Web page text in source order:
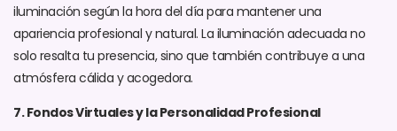
iluminación según la hora del día para mantener una
apariencia profesional y natural. La iluminación adecuada no
solo resalta tu presencia, sino que también contribuye a una
atmósfera cálida y acogedora.
7. Fondos Virtuales y la Personalidad Profesional